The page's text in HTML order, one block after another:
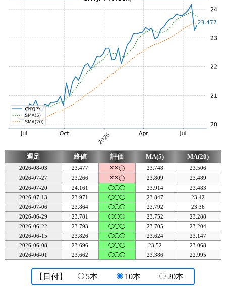
週足 終値 評価 MA(5) MA(20)
2026-08-03 23.477 ✕✕◯ 23.748
23.506
2026-07-27
23.266 ✕✕◯ 23.809
23.489
2026-07-20
24.161 ◯◯◯ 23.914
23.483
2026-07-13
23.971 ◯◯◯ 23.847
23.42
2026-07-06
23.864 ◯◯◯ 23.792
23.36
2026-06-29
23.781 ◯◯◯ 23.752
23.288
2026-06-22
23.793 ◯◯◯ 23.705
23.204
2026-06-15
23.826 ◯◯◯ 23.624
23.147
2026-06-08
23.696 ◯◯◯ 23.52
23.068
2026-06-01
23.662 ◯◯◯ 23.386 22.995
【日付】 5本 10本 20本